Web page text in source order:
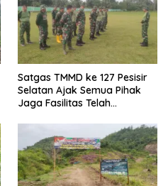
Satgas TMMD ke 127 Pesisir
Selatan Ajak Semua Pihak
Jaga Fasilitas Telah